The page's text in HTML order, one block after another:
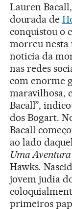
Lauren
dourada de
conquistou o
morreu nesta
noticia da
nas redes
com enorme
maravilhosa,
Bacall”,
dos Bogart.
Bacall
ao lado
Uma
Hawks.
jovem judia
primeiros